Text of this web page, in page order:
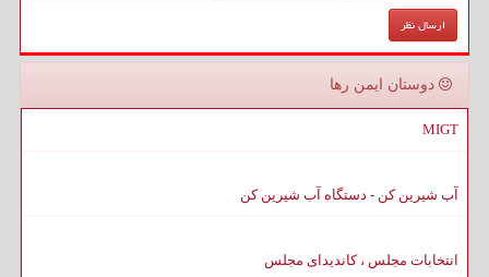
دوستان ایمن رها
MIGT
آب شیرین کن - دستگاه آب شیرین کن
انتخابات مجلس ، کاندیدای مجلس